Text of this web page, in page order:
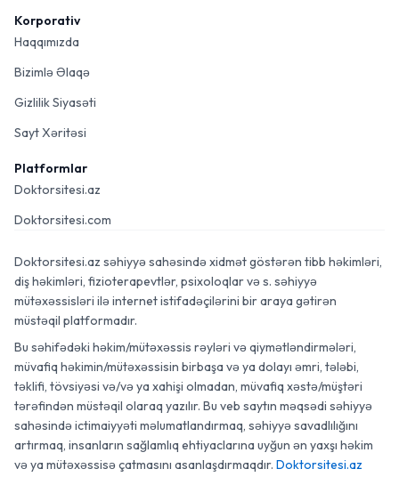
Korporativ
Haqqımızda
Bizimlə Əlaqə
Gizlilik Siyasəti
Sayt Xəritəsi
Platformlar
Doktorsitesi.az
Doktorsitesi.com
Doktorsitesi.az səhiyyə sahəsində xidmət göstərən tibb həkimləri,
diş həkimləri, fizioterapevtlər, psixoloqlar və s. səhiyyə
mütəxəssisləri ilə internet istifadəçilərini bir araya gətirən
müstəqil platformadır.
Bu səhifədəki həkim/mütəxəssis rəyləri və qiymətləndirmələri,
müvafiq həkimin/mütəxəssisin birbaşa və ya dolayı əmri, tələbi,
təklifi, tövsiyəsi və/və ya xahişi olmadan, müvafiq xəstə/müştəri
tərəfindən müstəqil olaraq yazılır. Bu veb saytın məqsədi səhiyyə
sahəsində ictimaiyyəti məlumatlandırmaq, səhiyyə savadlılığını
artırmaq, insanların sağlamlıq ehtiyaclarına uyğun ən yaxşı həkim
və ya mütəxəssisə çatmasını asanlaşdırmaqdır. Doktorsitesi.az